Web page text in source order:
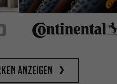
anzeigen